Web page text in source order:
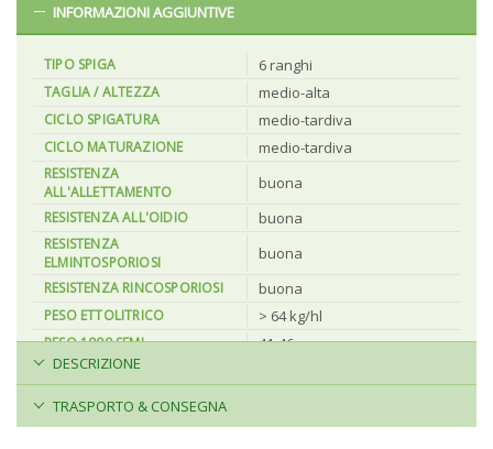
INFORMAZIONI AGGIUNTIVE
TIPO SPIGA 6 ranghi
TAGLIA / ALTEZZA medio-alta
CICLO SPIGATURA medio-tardiva
CICLO MATURAZIONE medio-tardiva
RESISTENZA
ALL'ALLETTAMENTO
buona
RESISTENZA ALL'OIDIO buona
RESISTENZA
ELMINTOSPORIOSI
buona
RESISTENZA RINCOSPORIOSI buona
PESO ETTOLITRICO > 64 kg/hl
PESO 1000 SEMI 41-46 gr
UTILIZZO
DESCRIZIONE
TRASPORTO & CONSEGNA